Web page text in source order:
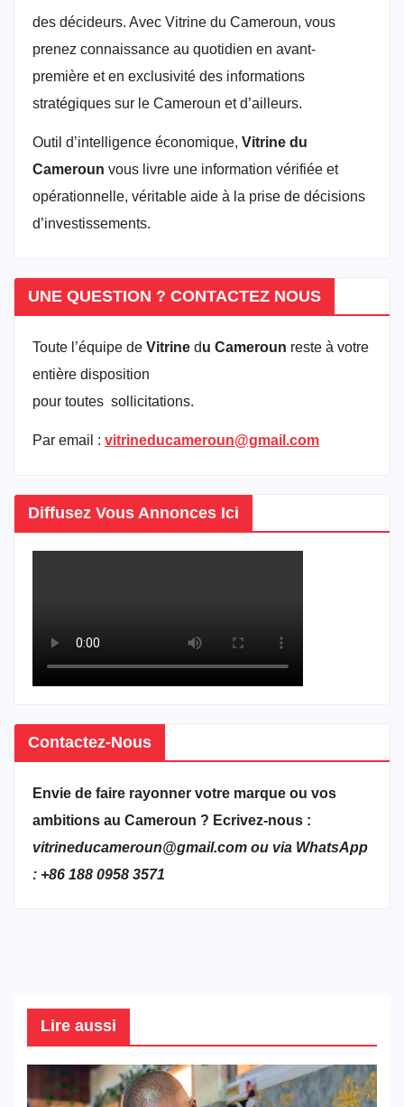
des décideurs. Avec Vitrine du Cameroun, vous
prenez connaissance au quotidien en avant-
première et en exclusivité des informations
stratégiques sur le Cameroun et d’ailleurs.
Outil d’intelligence économique, Vitrine du
Cameroun vous livre une information vérifiée et
opérationnelle, véritable aide à la prise de décisions
d’investissements.
UNE QUESTION ? CONTACTEZ NOUS
Toute l’équipe de Vitrine du Cameroun reste à votre
entière disposition
pour toutes sollicitations.
Par email : vitrineducameroun@gmail.com
Diffusez Vous Annonces Ici
Contactez-Nous
Envie de faire rayonner votre marque ou vos
ambitions au Cameroun ? Ecrivez-nous :
vitrineducameroun@gmail.com ou via WhatsApp
: +86 188 0958 3571
Lire aussi